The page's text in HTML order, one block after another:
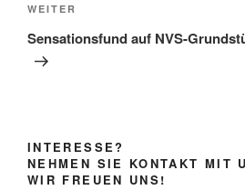
Nächster
Beitrag
WEITER
Sensationsfund auf NVS-
INTERESSE?
NEHMEN SIE KONTAKT MIT
WIR FREUEN UNS!